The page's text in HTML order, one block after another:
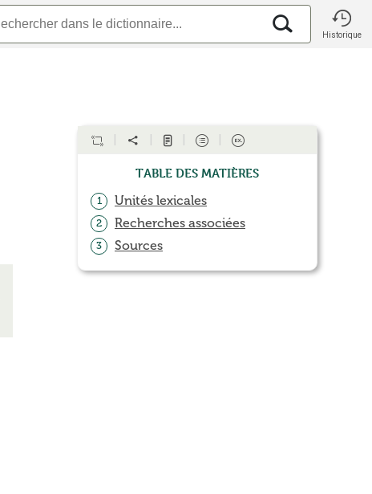
Historique
Table des matières
1 Unités lexicales
2 Recherches associées
3 Sources